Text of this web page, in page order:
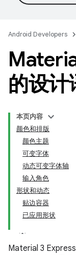
Android Developers
的设计
本页内容
颜色和排版
颜色主题
可变字体
动态可变字体轴
输入角色
形状和动态
贴边容器
已应用形状
Material 3